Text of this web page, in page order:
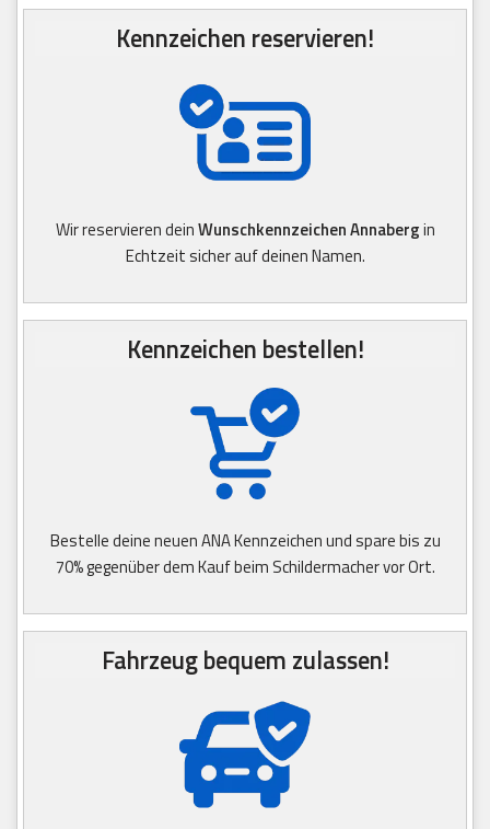
Kennzeichen reservieren!
Wir reservieren deinWunschkennzeichen Annabergin
Echtzeit sicher auf deinen Namen.
Kennzeichen bestellen!
Bestelle deine neuen ANA Kennzeichen und spare bis zu
70% gegenüber dem Kauf beim Schildermacher vor Ort.
Fahrzeug bequem zulassen!